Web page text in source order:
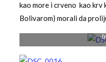
kao more i crveno kao krv
Bolivarom) morali da